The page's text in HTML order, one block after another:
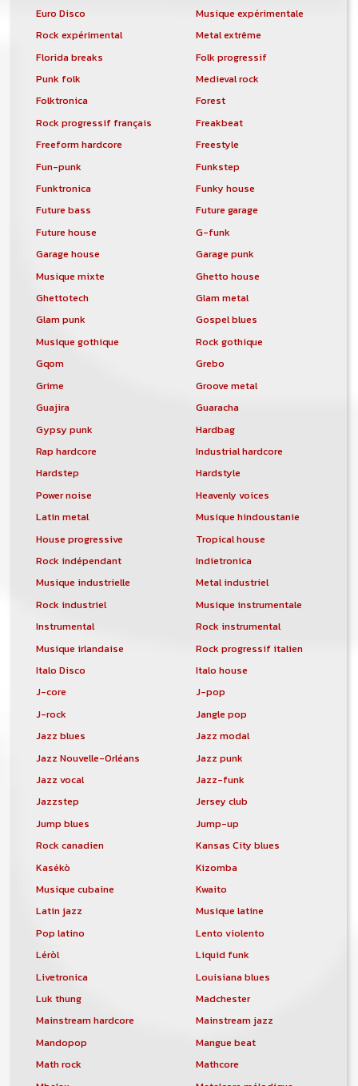
Euro Disco
Musique expérimentale
Rock expérimental
Metal extrême
Florida breaks
Folk progressif
Punk folk
Medieval rock
Folktronica
Forest
Rock progressif français
Freakbeat
Freeform hardcore
Freestyle
Fun-punk
Funkstep
Funktronica
Funky house
Future bass
Future garage
Future house
G-funk
Garage house
Garage punk
Musique mixte
Ghetto house
Ghettotech
Glam metal
Glam punk
Gospel blues
Musique gothique
Rock gothique
Gqom
Grebo
Grime
Groove metal
Guajira
Guaracha
Gypsy punk
Hardbag
Rap hardcore
Industrial hardcore
Hardstep
Hardstyle
Power noise
Heavenly voices
Latin metal
Musique hindoustanie
House progressive
Tropical house
Rock indépendant
Indietronica
Musique industrielle
Metal industriel
Rock industriel
Musique instrumentale
Instrumental
Rock instrumental
Musique irlandaise
Rock progressif italien
Italo Disco
Italo house
J-core
J-pop
J-rock
Jangle pop
Jazz blues
Jazz modal
Jazz Nouvelle-Orléans
Jazz punk
Jazz vocal
Jazz-funk
Jazzstep
Jersey club
Jump blues
Jump-up
Rock canadien
Kansas City blues
Kasékò
Kizomba
Musique cubaine
Kwaito
Latin jazz
Musique latine
Pop latino
Lento violento
Léròl
Liquid funk
Livetronica
Louisiana blues
Luk thung
Madchester
Mainstream hardcore
Mainstream jazz
Mandopop
Mangue beat
Math rock
Mathcore